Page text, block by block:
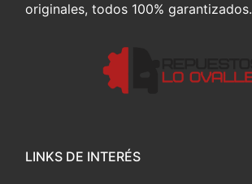
originales, todos 100% garantizados.
LINKS DE INTERÉS